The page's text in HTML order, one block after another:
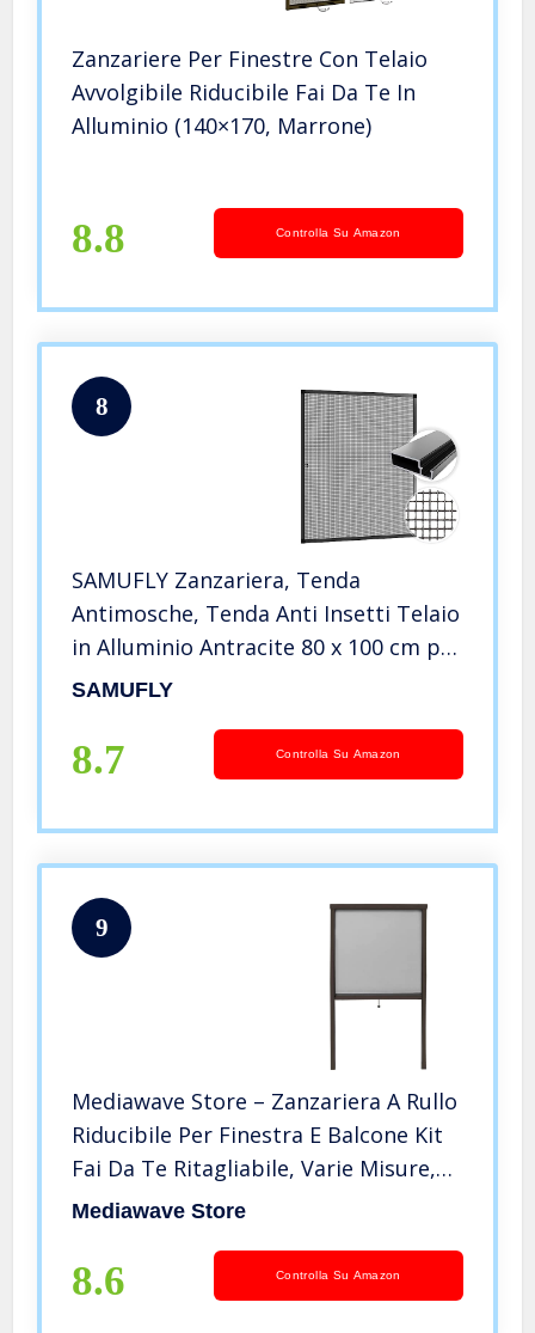
Zanzariere Per Finestre Con Telaio
Avvolgibile Riducibile Fai Da Te In
Alluminio (140×170, Marrone)
8.8 Controlla Su Amazon
8
SAMUFLY Zanzariera, Tenda
Antimosche, Tenda Anti Insetti Telaio
in Alluminio Antracite 80 x 100 cm per
finestre
SAMUFLY
8.7 Controlla Su Amazon
9
Mediawave Store – Zanzariera A Rullo
Riducibile Per Finestra E Balcone Kit
Fai Da Te Ritagliabile, Varie Misure,
Fibra di Vetro, Alluminio, Porte,
(Marrone)
Mediawave Store
8.6 Controlla Su Amazon